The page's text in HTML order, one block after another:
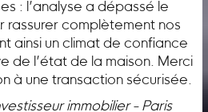
: l’analyse a dépassé le
rassurer complètement nos
ainsi un climat de confiance
de l’état de la maison. Merci
à une transaction sécurisée.
immobilier - Paris